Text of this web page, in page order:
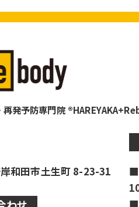
再発予防専門院
和田市土生町 8-23-31
■
■